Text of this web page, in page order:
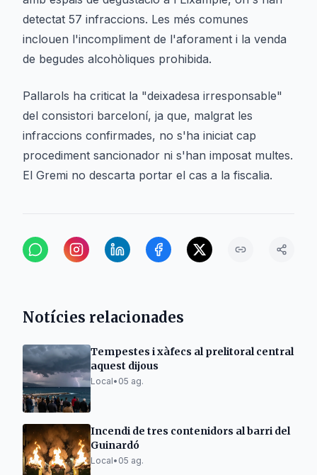
detectat 57 infraccions. Les més comunes
inclouen l'incompliment de l'aforament i la venda
de begudes alcohòliques prohibida.
Pallarols ha criticat la "deixadesa irresponsable"
del consistori barceloní, ja que, malgrat les
infraccions confirmades, no s'ha iniciat cap
procediment sancionador ni s'han imposat multes.
El Gremi no descarta portar el cas a la fiscalia.
Notícies relacionades
Tempestes i xàfecs al prelitoral central
aquest dijous
Local• 05 ag.
Incendi de tres contenidors al barri del
Guinardó
Local• 05 ag.